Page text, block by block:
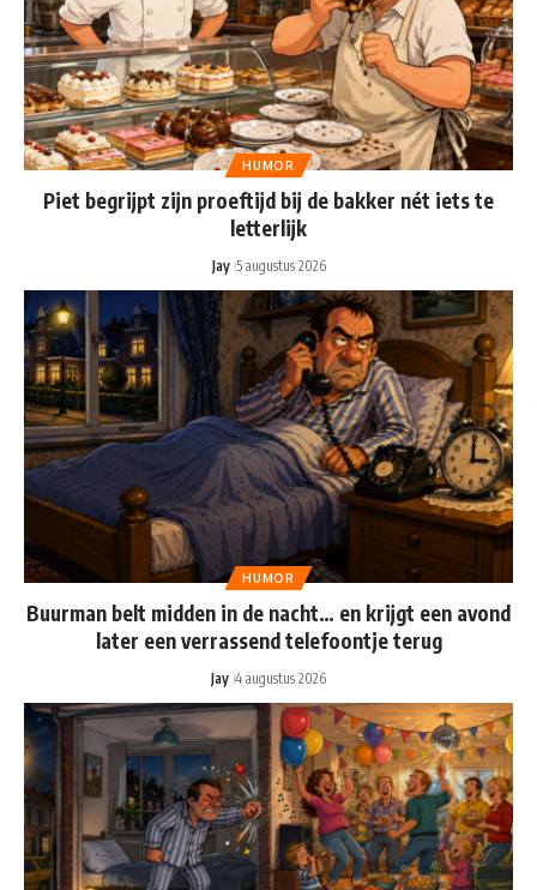
HUMOR
Piet begrijpt zijn proeftijd bij de bakker nét iets te
letterlijk
Jay 5 augustus 2026
HUMOR
Buurman belt midden in de nacht… en krijgt een avond
later een verrassend telefoontje terug
Jay 4 augustus 2026